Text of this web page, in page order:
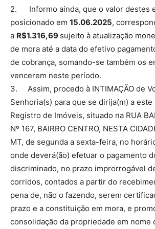
2. Informo ainda, que o valor destes
posicionado em 15.06.2025,
a R$1.316,69 sujeito à atualização
de mora até a data do efetivo
de cobrança, somando-se também os
vencerem neste período.
3. Assim, procedo à INTIMAÇÃO de
Senhoria(s) para que se dirija(m) a
Registro de Imóveis, situado na RUA
Nº 167, BAIRRO CENTRO, NESTA
MT, de segunda a sexta-feira, no
onde deverá(ão) efetuar o pagamento
discriminado, no prazo improrrogável
corridos, contados a partir do
pena de, não o fazendo, serem
prazo e a constituição em mora, e
consolidação da propriedade em nome